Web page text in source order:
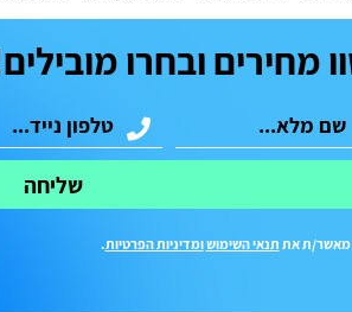
מחירים ובחרו
שליחה
מאשר/ת את תנאי השימושומדיניות הפרטיות.